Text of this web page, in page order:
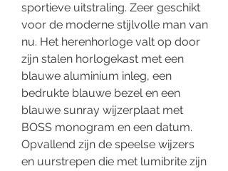
sportieve uitstraling. Zeer geschikt
voor de moderne stijlvolle man van
nu. Het herenhorloge valt op door
zijn stalen horlogekast met een
blauwe aluminium inleg, een
bedrukte blauwe bezel en een
blauwe sunray wijzerplaat met
BOSS monogram en een datum.
Opvallend zijn de speelse wijzers
en uurstrepen die met lumibrite zijn